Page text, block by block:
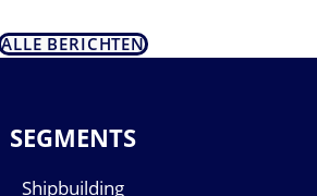
ALLE BERICHTEN
SEGMENTS
Shipbuilding